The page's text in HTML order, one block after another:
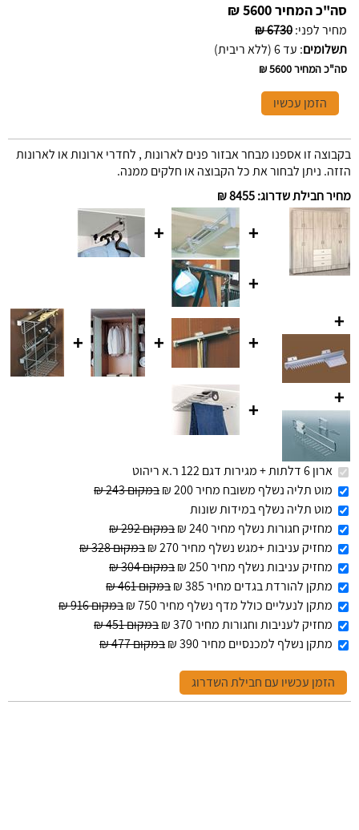
סה"כ המחיר5600 ₪
מחיר לפני:
6730 ₪
תשלומים: עד 6 (ללא ריבית)
סה"כ המחיר5600 ₪
הזמן עכשיו
בקבוצה זו אספנו מבחר אבזור פנים לארונות , לחדרי ארונות או לארונות
הזזה. ניתן לבחור את כל הקבוצה או חלקים ממנה.
מחיר חבילת שדרוג:
8455 ₪
+
+
+
+
+
+
+
+
+
ארון 6 דלתות + מגירות דגם 122 ר.א ריהוט
מוט תליה נשלף משובח מחיר 200 ₪
במקום 243 ₪
מוט תליה נשלף במידות שונות
מחזיק חגורות נשלף מחיר 240 ₪
במקום 292 ₪
מחזיק עניבות +מגש נשלף מחיר 270 ₪
במקום 328 ₪
מחזיק עניבות נשלף מחיר 250 ₪
במקום 304 ₪
מתקן להורדת בגדים מחיר 385 ₪
במקום 461 ₪
מתקן לנעליים כולל מדף נשלף מחיר 750 ₪
במקום 916 ₪
מחזיק לעניבות וחגורות מחיר 370 ₪
במקום 451 ₪
מתקן נשלף למכנסיים מחיר 390 ₪
במקום 477 ₪
הזמן עכשיו עם חבילת השדרוג